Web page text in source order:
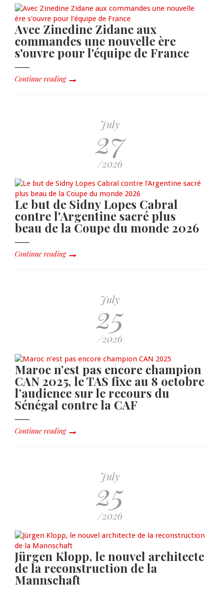
Avec Zinedine Zidane aux
commandes une nouvelle ère
s'ouvre pour l'équipe de France
Continue reading
July
27
/2026
Le but de Sidny Lopes Cabral
contre l'Argentine sacré plus
beau de la Coupe du monde 2026
Continue reading
July
25
/2026
Maroc n’est pas encore champion
CAN 2025, le TAS fixe au 8 octobre
l’audience sur le recours du
Sénégal contre la CAF
Continue reading
July
25
/2026
Jürgen Klopp, le nouvel architecte
de la reconstruction de la
Mannschaft